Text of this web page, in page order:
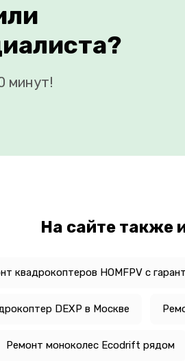
минут!
На сайте также
квадрокоптеров HOMFPV с
DEXP в Москве
Ремонт моноколес Ecodrift рядом